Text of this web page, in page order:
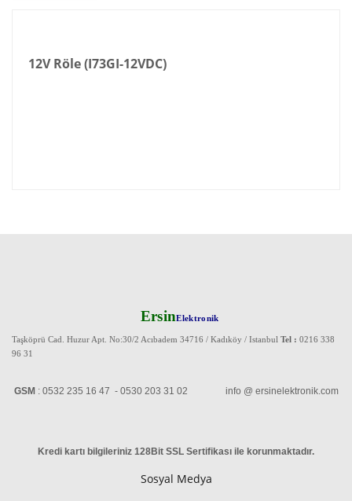
12V Röle (I73GI-12VDC)
ErsinElektronik
Taşköprü Cad. Huzur Apt. No:30/2 Acıbadem 34716 / Kadıköy / Istanbul Tel : 0216 338
96 31
GSM : 0532 235 16 47 - 0530 203 31 02 info @ ersinelektronik.com
Kredi kartı bilgileriniz 128Bit SSL Sertifikası ile korunmaktadır.
Sosyal Medya